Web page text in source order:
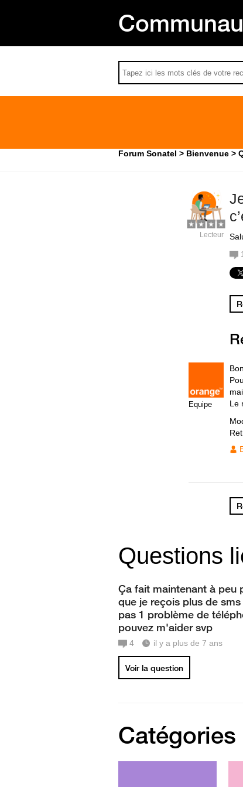
Forum Sonatel Bienvenue
Lecteur
1
Equipe
Le
Questions
Ça fait maintenant à peu
que je reçois plus de
pas 1 problème de
pouvez m'aider svp
4 il y a plus de 7 ans
Voir la question
Catégories